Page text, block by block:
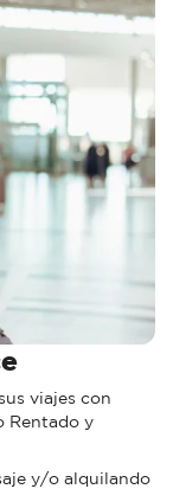
viajes con
Rentado y
y/o alquilando